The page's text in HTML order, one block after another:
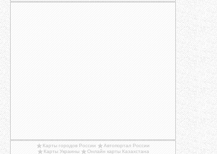
Карты городов России
Автопортал России
Карты Украины
Онлайн карты Казахстана